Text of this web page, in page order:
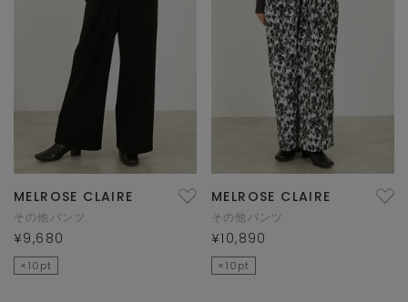
MELROSE CLAIRE
その他パンツ
¥9,680
×10pt
MELROSE CLAIRE
その他パンツ
¥10,890
×10pt